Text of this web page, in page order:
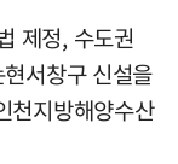
제정, 수도권
서창구 신설을
천지방해양수산